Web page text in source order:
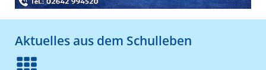
Aktuelles aus dem Schulleben